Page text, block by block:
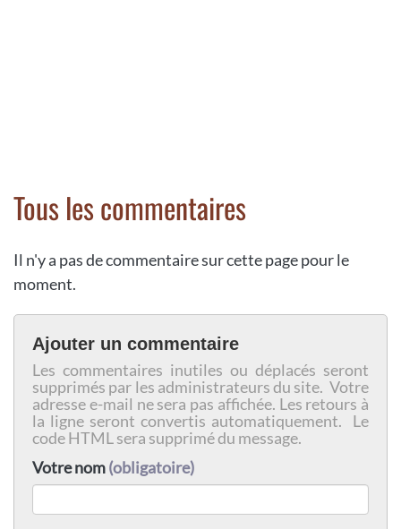
Tous les commentaires
Il n'y a pas de commentaire sur cette page pour le
moment.
Ajouter un commentaire
Les commentaires inutiles ou déplacés seront
supprimés par les administrateurs du site. Votre
adresse e-mail ne sera pas affichée. Les retours à
la ligne seront convertis automatiquement. Le
code HTML sera supprimé du message.
Votre nom(obligatoire)